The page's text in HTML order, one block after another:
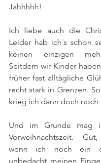
Jahhhhh!
Ich liebe auch die
Leider hab ich´s schon
keinen einzigen
Seitdem wir Kinder
früher fast alltägliche
recht stark in Grenzen.
krieg ich dann doch noch
Und im Grunde mag
Vorweihnachtszeit.
wenn ich noch ein
unbedacht meinen